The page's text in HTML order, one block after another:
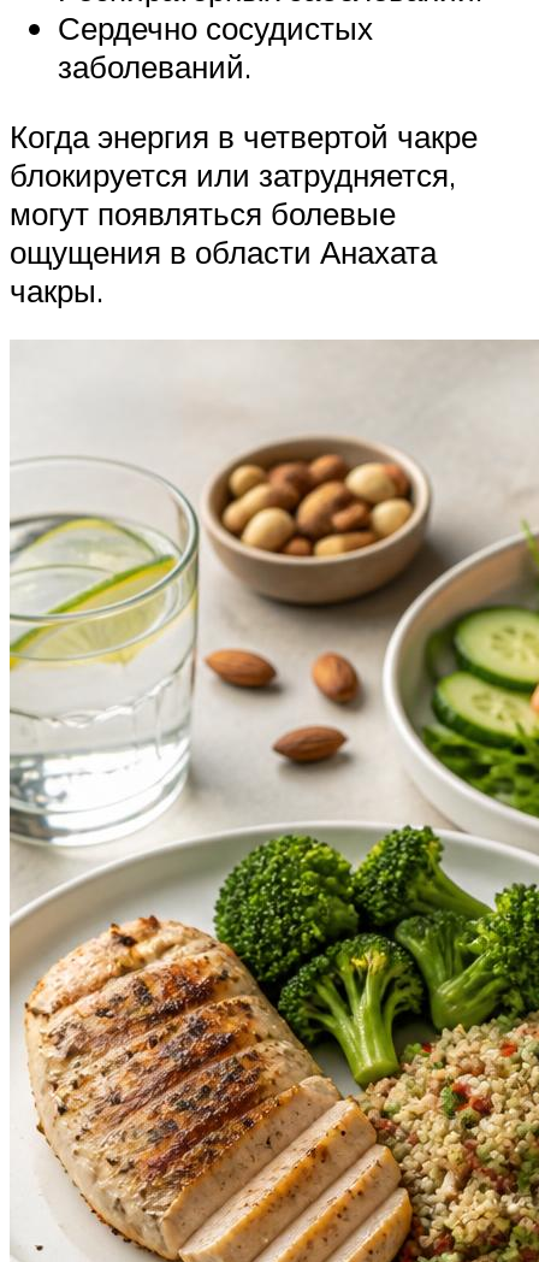
Сердечно сосудистых
заболеваний.
Когда энергия в четвертой чакре
блокируется или затрудняется,
могут появляться болевые
ощущения в области Анахата
чакры.